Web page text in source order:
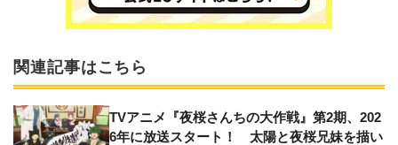
関連記事はこちら
TVアニメ『夜桜さんちの大作戦』第2期、202
6年に放送スタート！ 太陽と夜桜兄妹を描い